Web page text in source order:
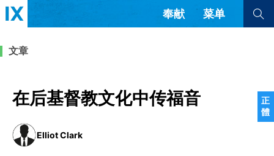
正
體
奉献 菜单
查看全部
查看全部
文章
在后基督教文化中传福音
Elliot Clark